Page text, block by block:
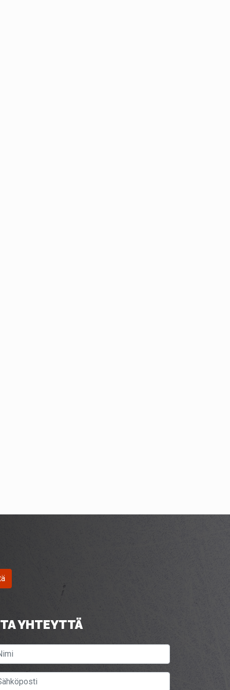
YHTEYTTÄ